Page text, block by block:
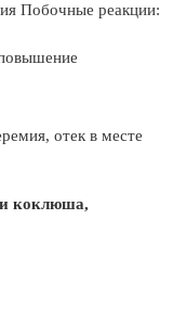
Побочные реакции:
отек в месте
коклюша,